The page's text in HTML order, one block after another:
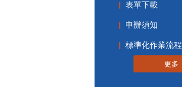
表單下載
申辦須知
標準化作業流程
更多